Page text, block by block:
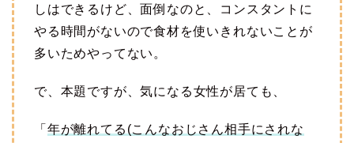
しはできるけど、面倒なのと、コンスタントに
やる時間がないので食材を使いきれないことが
多いためやってない。
で、本題ですが、気になる女性が居ても、
「 年が離れてる(こんなおじさん相手にされな